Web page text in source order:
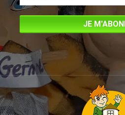
window